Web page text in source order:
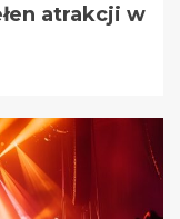
atrakcji w